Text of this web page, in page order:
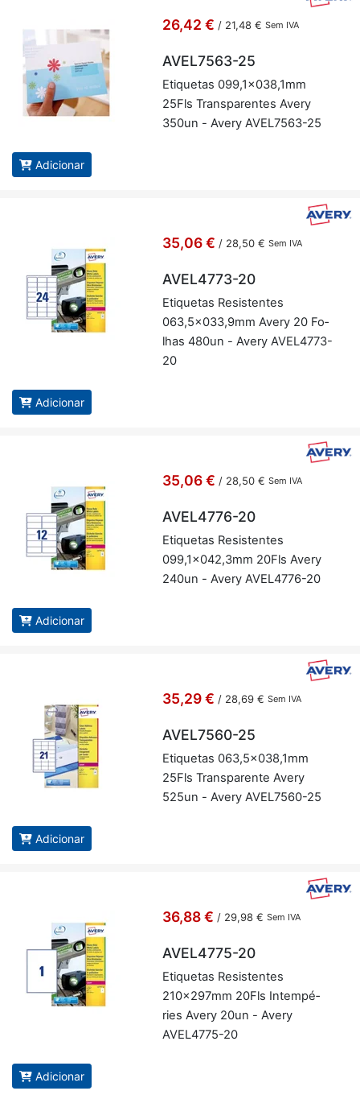
26,42 € / 21,48 € Sem IVA
AVEL7563-25
Eti­quetas 099,1x038,1mm
25Fls Trans­pa­rentes Avery
350un - Avery AVEL7563-25
Adicionar
35,06 € / 28,50 € Sem IVA
AVEL4773-20
Eti­quetas Re­sis­tentes
063,5x033,9mm Avery 20 Fo­
lhas 480un - Avery AVEL4773-
20
Adicionar
35,06 € / 28,50 € Sem IVA
AVEL4776-20
Eti­quetas Re­sis­tentes
099,1x042,3mm 20Fls Avery
240un - Avery AVEL4776-20
Adicionar
35,29 € / 28,69 € Sem IVA
AVEL7560-25
Eti­quetas 063,5x038,1mm
25Fls Trans­pa­rente Avery
525un - Avery AVEL7560-25
Adicionar
36,88 € / 29,98 € Sem IVA
AVEL4775-20
Eti­quetas Re­sis­tentes
210x297mm 20Fls In­tem­pé­
ries Avery 20un - Avery
AVEL4775-20
Adicionar